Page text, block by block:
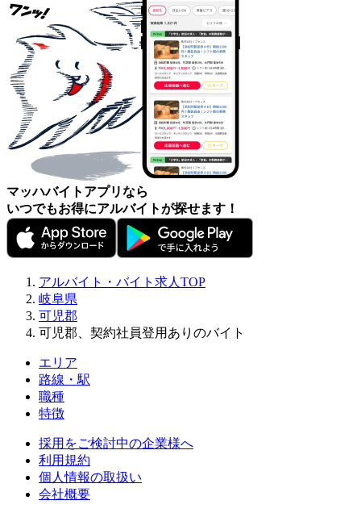
マッハバイトアプリなら
いつでもお得にアルバイトが探せます！
アルバイト・バイト求人TOP
岐阜県
可児郡
可児郡、契約社員登用ありのバイト
エリア
路線・駅
職種
特徴
採用をご検討中の企業様へ
利用規約
個人情報の取扱い
会社概要